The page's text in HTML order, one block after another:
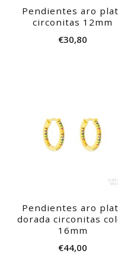
Pendientes aro
circonitas 12mm
€30,80
Pendientes aro
dorada circonitas
16mm
€44,00